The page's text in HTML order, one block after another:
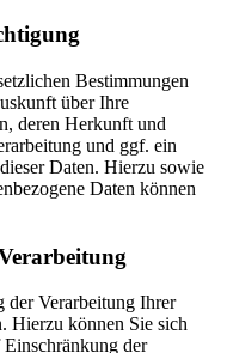
Bestimmungen
über Ihre
deren Herkunft und
und ggf. ein
Daten. Hierzu sowie
Daten können
der Verarbeitung Ihrer
Hierzu können Sie sich
der